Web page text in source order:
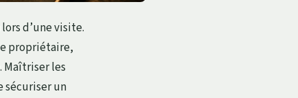
d’une visite.
propriétaire,
les
sécuriser un